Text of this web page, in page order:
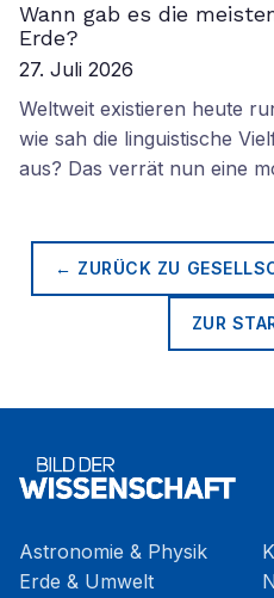
Wann gab es die
Erde?
27. Juli 2026
Weltweit existieren heute
wie sah die linguistische
aus? Das verrät nun eine
← ZURÜCK ZU
ZUR
Astronomie & Physik
Erde & Umwelt